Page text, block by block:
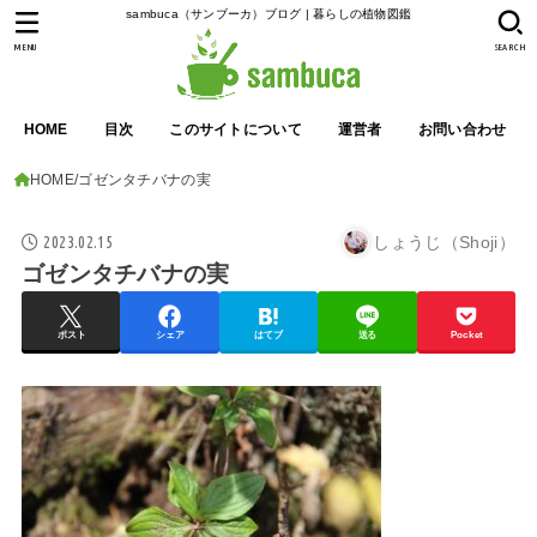
sambuca（サンブーカ）ブログ | 暮らしの植物図鑑
HOME 目次 このサイトについて 運営者 お問い合わせ
SEARCH
MENU
HOME ゴゼンタチバナの実
2023.02.15 しょうじ（Shoji）
ゴゼンタチバナの実
ポスト シェア はてブ 送る Pocket